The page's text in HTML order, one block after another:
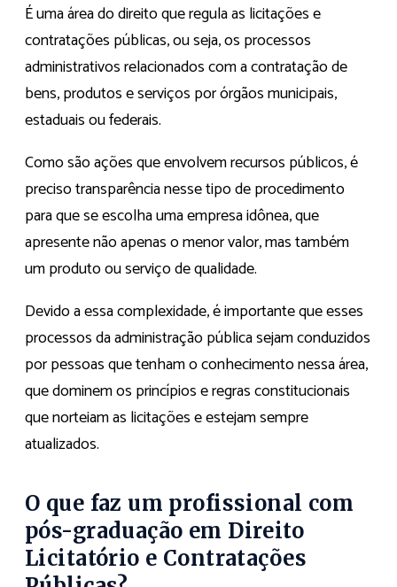
É uma área do direito que regula as licitações e
contratações públicas, ou seja, os processos
administrativos relacionados com a contratação de
bens, produtos e serviços por órgãos municipais,
estaduais ou federais.
Como são ações que envolvem recursos públicos, é
preciso transparência nesse tipo de procedimento
para que se escolha uma empresa idônea, que
apresente não apenas o menor valor, mas também
um produto ou serviço de qualidade.
Devido a essa complexidade, é importante que esses
processos da administração pública sejam conduzidos
por pessoas que tenham o conhecimento nessa área,
que dominem os princípios e regras constitucionais
que norteiam as licitações e estejam sempre
atualizados.
O que faz um profissional com
pós-graduação em Direito
Licitatório e Contratações